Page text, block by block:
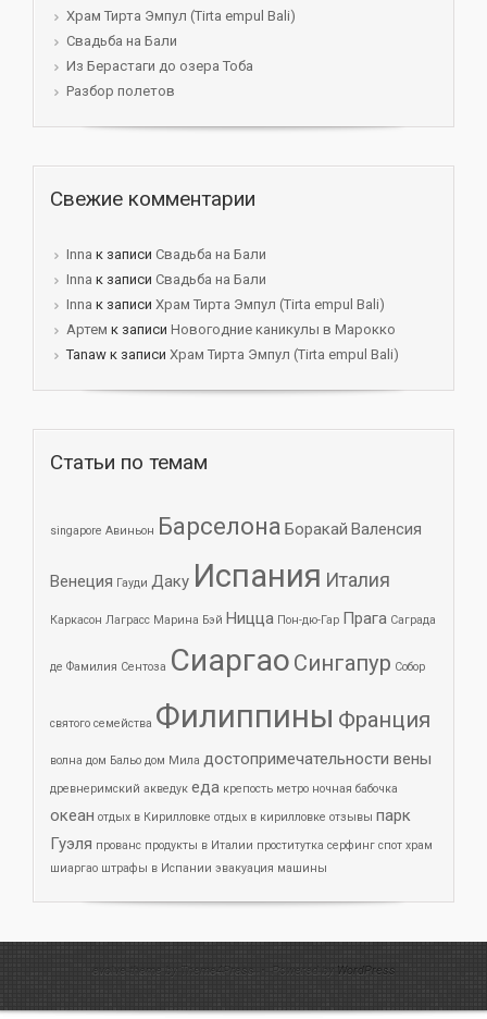
Храм Тирта Эмпул (Tirta empul Bali)
Свадьба на Бали
Из Берастаги до озера Тоба
Разбор полетов
Свежие комментарии
Innа к записи Свадьба на Бали
Innа к записи Свадьба на Бали
Innа к записи Храм Тирта Эмпул (Tirta empul Bali)
Артем к записи Новогодние каникулы в Марокко
Tanaw к записи Храм Тирта Эмпул (Tirta empul Bali)
Статьи по темам
singapore Авиньон Барселона Боракай Валенсия
Венеция Гауди Даку Испания Италия
Каркасон Лаграсс Марина Бэй Ницца Пон-дю-Гар Прага Саграда
де Фамилия Сентоза Сиаргао Сингапур Собор
святого семейства Филиппины Франция
волна дом Бальо дом Мила достопримечательности вены
древнеримский акведук еда крепость метро ночная бабочка
океан отдых в Кирилловке отдых в кирилловке отзывы парк
Гуэля прованс продукты в Италии проститутка серфинг спот храм
шиаргао штрафы в Испании эвакуация машины
evolve theme by Theme4Press • Powered by WordPress